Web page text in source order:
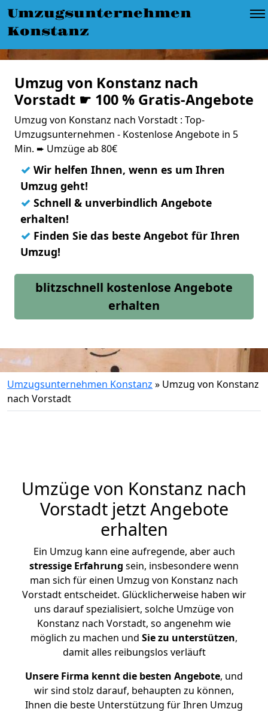
Umzugsunternehmen
Konstanz
Umzug von Konstanz nach
Vorstadt ☛ 100 % Gratis-Angebote
Umzug von Konstanz nach Vorstadt : Top-
Umzugsunternehmen - Kostenlose Angebote in 5
Min. ➨ Umzüge ab 80€
✓ Wir helfen Ihnen, wenn es um Ihren
Umzug geht!
✓ Schnell & unverbindlich Angebote
erhalten!
✓ Finden Sie das beste Angebot für Ihren
Umzug!
blitzschnell kostenlose Angebote
erhalten
Umzugsunternehmen Konstanz » Umzug von Konstanz
nach Vorstadt
Umzüge von Konstanz nach
Vorstadt jetzt Angebote
erhalten
Ein Umzug kann eine aufregende, aber auch
stressige Erfahrung sein, insbesondere wenn
man sich für einen Umzug von Konstanz nach
Vorstadt entscheidet. Glücklicherweise haben wir
uns darauf spezialisiert, solche Umzüge von
Konstanz nach Vorstadt, so angenehm wie
möglich zu machen und Sie zu unterstützen,
damit alles reibungslos verläuft
Unsere Firma kennt die besten Angebote, und
wir sind stolz darauf, behaupten zu können,
Ihnen die beste Unterstützung für Ihren Umzug